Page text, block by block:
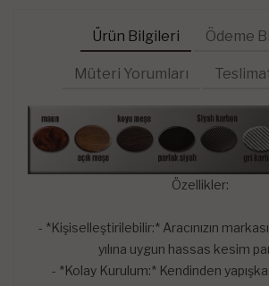
Ürün Bilgileri Ödeme
Müteri Yorumları
Özellikler:
- *Kişiselleştirilebilir:* Aracınızın
yılına uygun hassas kesim
- *Kolay Kurulum:* Kendinden